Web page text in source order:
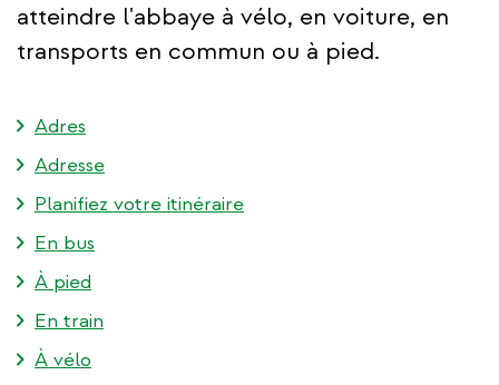
atteindre l'abbaye à vélo, en voiture, en
transports en commun ou à pied.
Adres
Adresse
Planifiez votre itinéraire
En bus
À pied
En train
À vélo